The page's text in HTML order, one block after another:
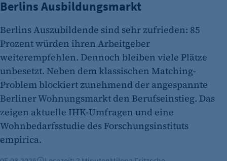
Berlins Ausbildungsmarkt
Berlins Auszubildende sind sehr zufrieden: 85
Prozent würden ihren Arbeitgeber
weiterempfehlen. Dennoch bleiben viele Plätze
unbesetzt. Neben dem klassischen Matching-
Problem blockiert zunehmend der angespannte
Berliner Wohnungsmarkt den Berufseinstieg. Das
zeigen aktuelle IHK-Umfragen und eine
Wohnbedarfsstudie des Forschungsinstituts
empirica.